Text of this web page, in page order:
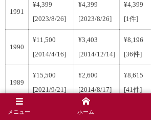
1991
¥4,399
[2023/8/26]
¥4,399
[2023/8/26]
¥4,399
[1件]
1990
¥11,500
[2014/4/16]
¥3,403
[2014/12/14]
¥8,196
[36件]
1989
¥15,500
[2021/9/21]
¥2,600
[2014/8/17]
¥8,615
[41件]
¥2,700
メニュー ホーム